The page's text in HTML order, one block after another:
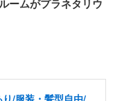
ームがプラネタリウ